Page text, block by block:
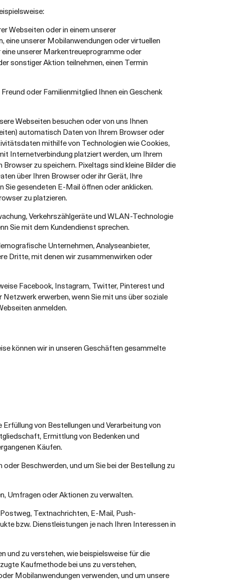
Webseiten oder in einem unserer
unserer Mobilanwendungen oder virtuellen
unserer Markentreueprogramme oder
sonstiger Aktion teilnehmen, einen Termin
oder Familienmitglied Ihnen ein Geschenk
Webseiten besuchen oder von uns Ihnen
automatisch Daten von Ihrem Browser oder
mithilfe von Technologien wie Cookies,
Internetverbindung platziert werden, um Ihrem
zu speichern. Pixeltags sind kleine Bilder die
über Ihren Browser oder ihr Gerät, Ihre
Sie gesendeten E-Mail öffnen oder anklicken.
zu platzieren.
Verkehrszählgeräte und WLAN-Technologie
Sie mit dem Kundendienst sprechen.
Unternehmen, Analyseanbieter,
Dritte, mit denen wir zusammenwirken oder
Facebook, Instagram, Twitter, Pinterest und
erwerben, wenn Sie mit uns über soziale
anmelden.
können wir in unseren Geschäften gesammelte
von Bestellungen und Verarbeitung von
Ermittlung von Bedenken und
Käufen.
Beschwerden, und um Sie bei der Bestellung zu
Umfragen oder Aktionen zu verwalten.
Textnachrichten, E-Mail, Push-
bzw. Dienstleistungen je nach Ihren Interessen in
und zu verstehen, wie beispielsweise für die
Kaufmethode bei uns zu verstehen,
Mobilanwendungen verwenden, und um unsere